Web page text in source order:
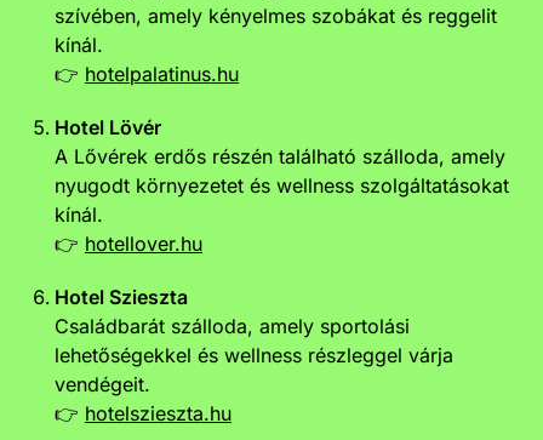
szívében, amely kényelmes szobákat és reggelit
kínál.
👉 hotelpalatinus.hu
Hotel Lövér
A Lővérek erdős részén található szálloda, amely
nyugodt környezetet és wellness szolgáltatásokat
kínál.
👉 hotellover.hu
Hotel Szieszta
Családbarát szálloda, amely sportolási
lehetőségekkel és wellness részleggel várja
vendégeit.
👉 hotelszieszta.hu